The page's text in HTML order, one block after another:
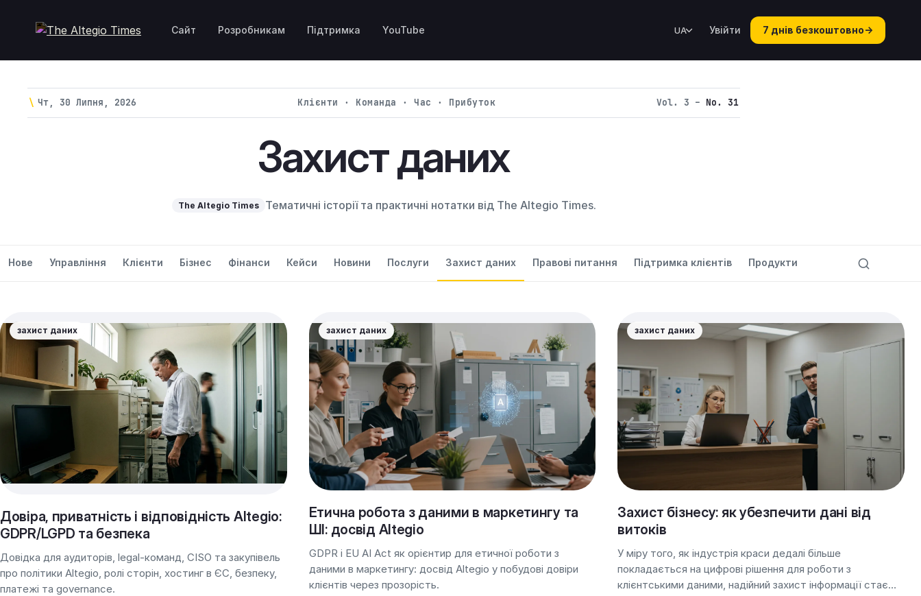
Сайт Розробникам Підтримка YouTube UA Увійти 7 днів безкоштовно→
\ Чт, 30 Липня, 2026 Клієнти · Команда · Час · Прибуток Vol. 3 – No. 31
Захист даних
The Altegio Times Тематичні історії та практичні нотатки від The Altegio Times.
Нове Управління Клієнти Бізнес Фінанси Кейси Новини Послуги Захист даних Правові питання Підтримка клієнтів Продукти
захист даних
Довіра, приватність і відповідність Altegio:
GDPR/LGPD та безпека
Довідка для аудиторів, legal-команд, CISO та закупівель
про політики Altegio, ролі сторін, хостинг в ЄС, безпеку,
платежі та governance.
захист даних
Етична робота з даними в маркетингу та
ШІ: досвід Altegio
GDPR і EU AI Act як орієнтир для етичної роботи з
даними в маркетингу: досвід Altegio у побудові довіри
клієнтів через прозорість.
захист даних
Захист бізнесу: як убезпечити дані від
витоків
У міру того, як індустрія краси дедалі більше
покладається на цифрові рішення для роботи з
клієнтськими даними, надійний захист інформації стає